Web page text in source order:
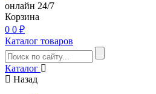
онлайн 24/7
Корзина
0 0 ₽
Каталог товаров
Каталог
Назад